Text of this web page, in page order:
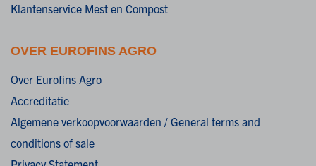
Klantenservice Mest en Compost
OVER EUROFINS AGRO
Over Eurofins Agro
Accreditatie
Algemene verkoopvoorwaarden / General terms and
conditions of sale